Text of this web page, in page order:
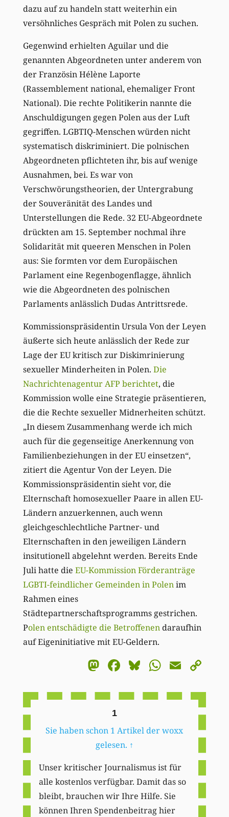
dazu auf zuhandelnstattweiterhin ein
versöhnlichesGespräch mit Polen zu suchen.
Gegenwind erhielten Aguilar und die
genannten Abgeordneten unter anderem von
der Französin Hélène Laporte
(Rassemblement national, ehemaliger Front
National). Die rechte Politikerin nannte die
Anschuldigungen gegen Polen aus der Luft
gegriffen. LGBTIQ-Menschen würden nicht
systematisch diskriminiert. Die polnischen
Abgeordneten pflichteten ihr, bis aufwenige
Ausnahmen, bei. Es war von
Verschwörungstheorien, der Untergrabung
der Souveränität des Landesund
Unterstellungendie Rede. 32 EU-Abgeordnete
drückten am 15. September nochmal ihre
Solidarität mit queeren Menschen in Polen
aus: Sie formten vor dem Europäischen
Parlament eine Regenbogenflagge, ähnlich
wie die Abgeordneten des polnischen
Parlaments anlässlich Dudas Antrittsrede.
Kommissionspräsidentin Ursula Von der Leyen
äußerte sich heute anlässlich der Rede zur
Lage der EU kritisch zur Diskimrinierung
sexueller Minderheiten in Polen. Die
Nachrichtenagentur AFP berichtet, die
Kommission wolle eine Strategie präsentieren,
die die Rechte sexueller Midnerheiten schützt.
„In diesem Zusammenhang werde ich mich
auch für die gegenseitige Anerkennung von
Familienbeziehungen in der EU einsetzen“,
zitiert die Agentur Von der Leyen. Die
Kommissionspräsidentin sieht vor, die
Elternschaft homosexueller Paare in allen EU-
Ländern anzuerkennen, auch wenn
gleichgeschlechtliche Partner- und
Elternschaften in den jeweiligen Ländern
insitutionell abgelehnt werden. Bereits Ende
Juli hatte die EU-Kommission Förderanträge
LGBTI-feindlicher Gemeinden in Polenim
Rahmen eines
Städtepartnerschaftsprogramms gestrichen.
Polen entschädigte die Betroffenendaraufhin
auf Eigeninitiative mit EU-Geldern.
Mastodon
Facebook
BlueskyEmail
1
Sie haben schon 1 Artikel der woxx
gelesen. ↑
Unser kritischer Journalismus ist für
alle kostenlos verfügbar. Damit das so
bleibt, brauchen wir Ihre Hilfe. Sie
können Ihren Spendenbeitrag hier